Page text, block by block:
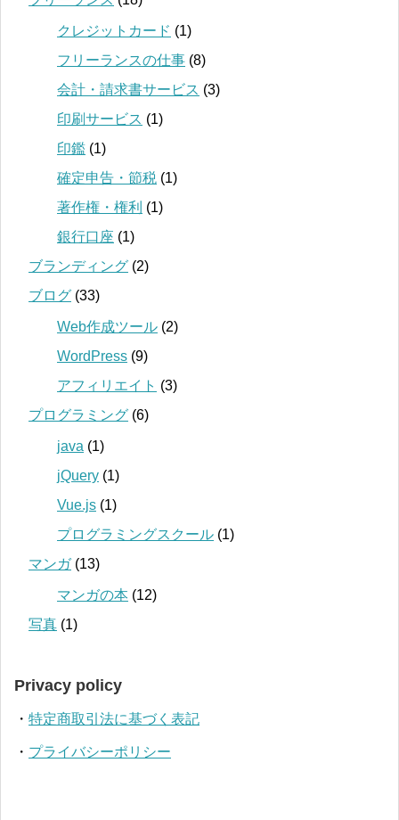
クレジットカード (1)
フリーランスの仕事 (8)
会計・請求書サービス (3)
印刷サービス (1)
印鑑 (1)
確定申告・節税 (1)
著作権・権利 (1)
銀行口座 (1)
ブランディング (2)
ブログ (33)
Web作成ツール (2)
WordPress (9)
アフィリエイト (3)
プログラミング (6)
java (1)
jQuery (1)
Vue.js (1)
プログラミングスクール (1)
マンガ(13)
マンガの本 (12)
写真 (1)
Privacy policy
・ 特定商取引法に基づく表記
・ プライバシーポリシー